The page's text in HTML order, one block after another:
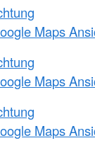
Maps
Maps
Maps